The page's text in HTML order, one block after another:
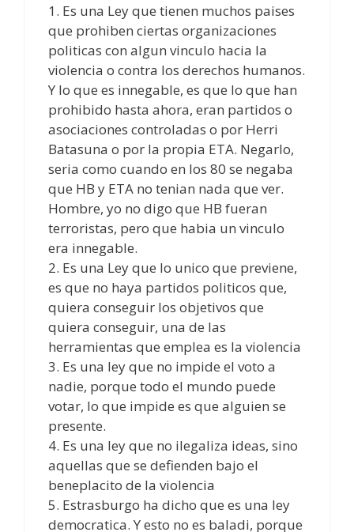
1. Es una Ley que tienen muchos paises
que prohiben ciertas organizaciones
politicas con algun vinculo hacia la
violencia o contra los derechos humanos.
Y lo que es innegable, es que lo que han
prohibido hasta ahora, eran partidos o
asociaciones controladas o por Herri
Batasuna o por la propia ETA. Negarlo,
seria como cuando en los 80 se negaba
que HB y ETA no tenian nada que ver.
Hombre, yo no digo que HB fueran
terroristas, pero que habia un vinculo
era innegable.
2. Es una Ley que lo unico que previene,
es que no haya partidos politicos que,
quiera conseguir los objetivos que
quiera conseguir, una de las
herramientas que emplea es la violencia
3. Es una ley que no impide el voto a
nadie, porque todo el mundo puede
votar, lo que impide es que alguien se
presente.
4. Es una ley que no ilegaliza ideas, sino
aquellas que se defienden bajo el
beneplacito de la violencia
5. Estrasburgo ha dicho que es una ley
democratica. Y esto no es baladi, porque